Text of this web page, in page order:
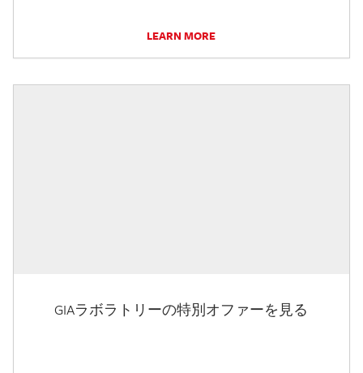
LEARN MORE
GIAラボラトリーの特別オファーを見る